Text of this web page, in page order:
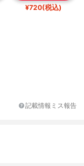
¥720(税込)
記載情報ミス報告